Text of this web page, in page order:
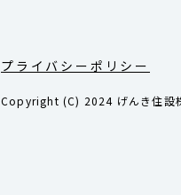
プライバシーポリシー
Copyright (C) 2024 げんき住設